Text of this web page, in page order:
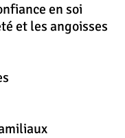
en soi
et les angoisses